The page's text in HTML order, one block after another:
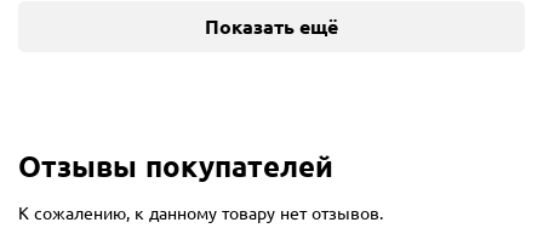
Показать ещё
Отзывы покупателей
К сожалению, к данному товару нет отзывов.